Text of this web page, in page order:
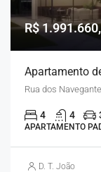
R$
Rua dos
4 4
APARTAMENTO
D. T. João